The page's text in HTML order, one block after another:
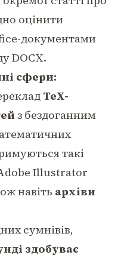
оцінити
документами
DOCX.
сфери:
TeX-
з бездоганним
такі
Illustrator
навіть архіви
сумнівів,
здобуває